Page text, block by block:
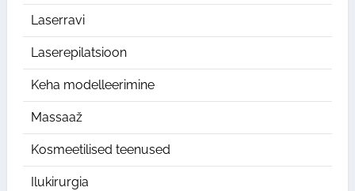
Laserravi
Laserepilatsioon
Keha modelleerimine
Massaaž
Kosmeetilised teenused
Ilukirurgia